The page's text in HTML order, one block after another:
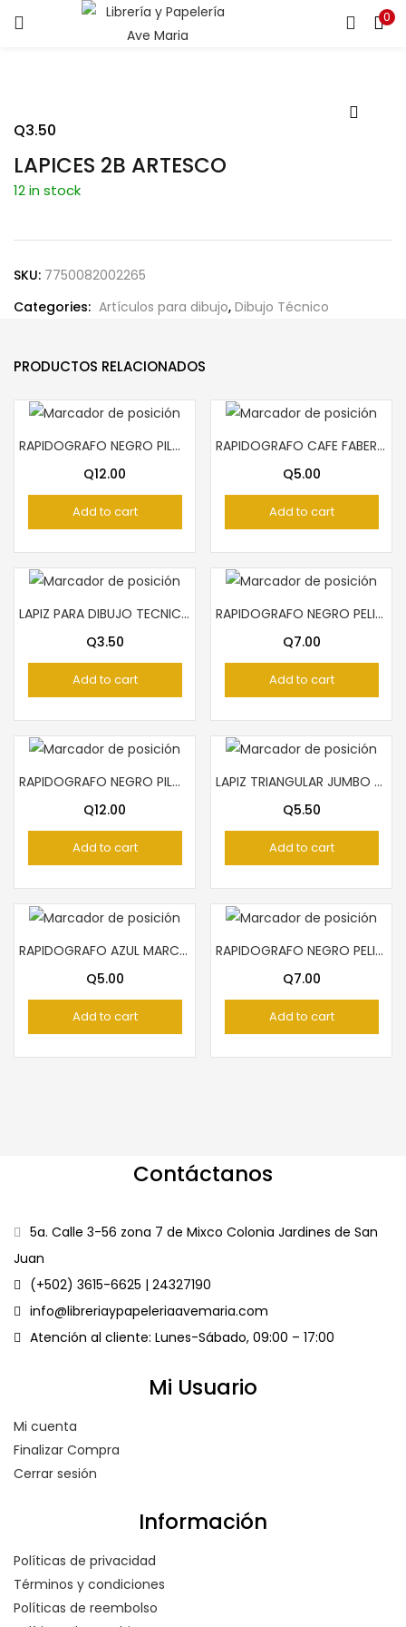
0
ENTRAR REGISTRARSE
Recuérdame
¿Contraseña perdida?
LAPICES 2B ARTESCO
Q3.50
12 in stock
SKU: 7750082002265
Categories: Artículos para dibujo, Dibujo Técnico
PRODUCTOS RELACIONADOS
RAPIDOGRAFO NEGRO PILOT 0.1
Q12.00
Add to cart
RAPIDOGRAFO CAFE FABER CASTELL 0.5
Q5.00
Add to cart
LAPIZ PARA DIBUJO TECNICO F – FASTARTISTICO
Q3.50
Add to cart
RAPIDOGRAFO NEGRO PELICAN 0.2
Q7.00
Add to cart
RAPIDOGRAFO NEGRO PILOT 0.3
Q12.00
Add to cart
LAPIZ TRIANGULAR JUMBO MAPED
Q5.50
Add to cart
RAPIDOGRAFO AZUL MARCA ZEBRA 0.5
Q5.00
Add to cart
RAPIDOGRAFO NEGRO PELICAN 0.8
Q7.00
Add to cart
Contáctanos
5a. Calle 3-56 zona 7 de Mixco Colonia Jardines de San
Juan
(+502) 3615-6625 | 24327190
info@libreriaypapeleriaavemaria.com
Atención al cliente: Lunes-Sábado, 09:00 – 17:00
Mi Usuario
Mi cuenta
Finalizar Compra
Cerrar sesión
Información
Políticas de privacidad
Términos y condiciones
Políticas de reembolso